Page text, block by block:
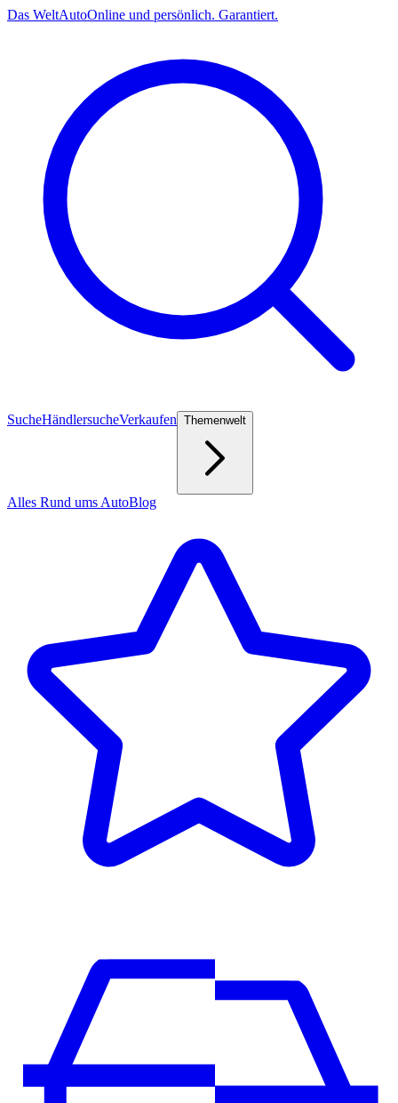
Das WeltAutoOnline und persönlich. Garantiert.
SucheHändlersucheVerkaufen Themenwelt
Alles Rund ums AutoBlog